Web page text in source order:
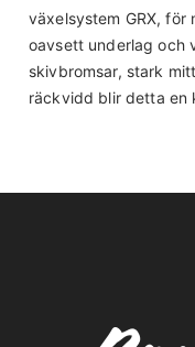
Sadelstolpe
Velomann Alloy
31,6mm, Length:
växelsystem GRX, för
oavsett underlag och
skivbromsar, stark
räckvidd blir detta en